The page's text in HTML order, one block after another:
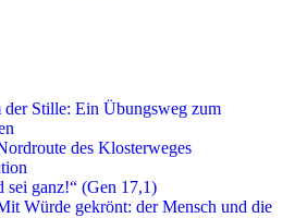
Stille: Ein Übungsweg zum
des Klosterweges
sei ganz!“ (Gen 17,1)
Würde gekrönt: der Mensch und die